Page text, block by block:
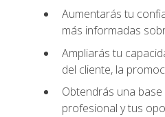
Aumentarás tu
más informadas
Ampliarás tu
del cliente, la
Obtendrás una
profesional y tus